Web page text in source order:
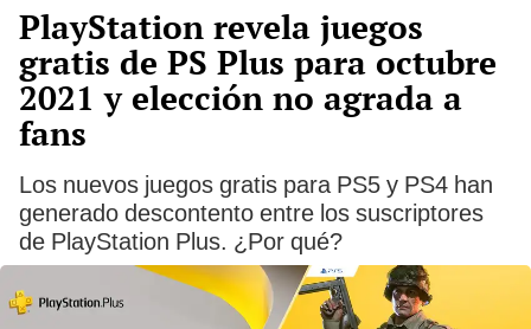
PlayStation revela juegos
gratis de PS Plus para octubre
2021 y elección no agrada a
fans
Los nuevos juegos gratis para PS5 y PS4 han
generado descontento entre los suscriptores
de PlayStation Plus. ¿Por qué?